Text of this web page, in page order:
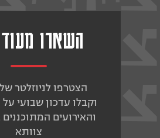
השארו
הצטרפו לניוזלטר
וקבלו עדכון שבועי
והאירועים
צוותא